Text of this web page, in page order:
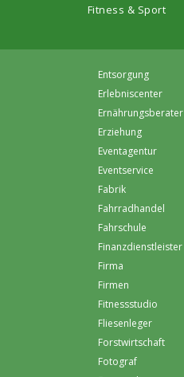
Fitness & Sport
Entsorgung
Erlebniscenter
Ernährungsberater
Erziehung
Eventagentur
Eventservice
Fabrik
Fahrradhandel
Fahrschule
Finanzdienstleister
Firma
Firmen
Fitnessstudio
Fliesenleger
Forstwirtschaft
Fotograf